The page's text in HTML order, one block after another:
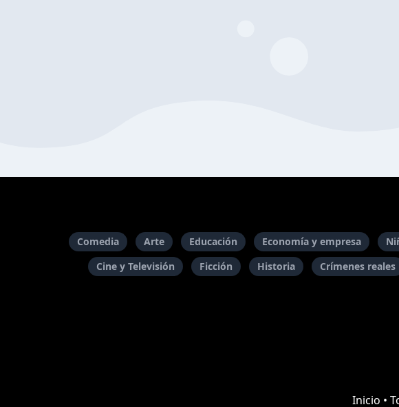
Comedia Arte Educación Economía y empresa
Cine y Televisión
Ficción Historia Crímenes reales
Inicio •